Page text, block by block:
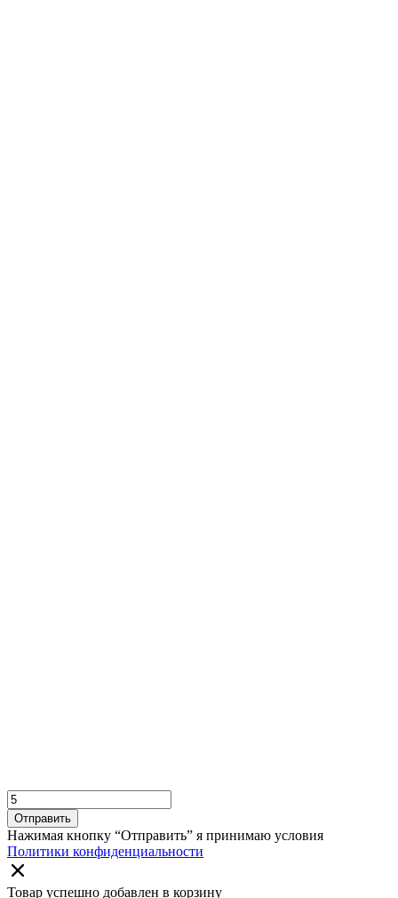
Отправить
Нажимая кнопку “Отправить” я принимаю условия
Политики конфиденциальности
Товар успешно добавлен в корзину